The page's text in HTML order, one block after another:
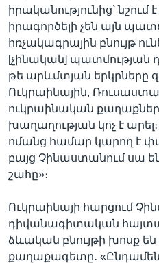
իրականությունից՝
իրագործելի չեն այն
հռչակագրային բնույթ
[չինական] պատմության
թե արևմտյան երկրները
Ուկրաինային,
ուկրաինական
խաղաղության կոչ է
ոմանց համար կարող է
բայց Չինաստանում սա
շահը»։
Ուկրաինայի հարցում
դիվանագիտական
ձևական բնույթի խոսք են
քաղաքագետը․